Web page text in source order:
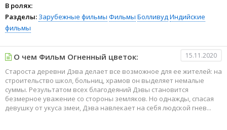
В ролях:
Разделы: Зарубежные фильмы Фильмы БолливудИндийские
фильмы
О чем Фильм Огненный цветок: 15.11.2020
Староста деревни Дэва делает все возможное для ее жителей: на
строительство школ, больниц, храмов он выделяет немалые
суммы. Результатом всех благодеяний Дэвы становится
безмерное уважение со стороны земляков. Но однажды, спасая
девушку от укуса змеи, Дэва навлекает на себя людской гнев...